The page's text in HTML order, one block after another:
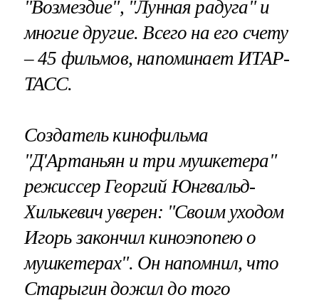
"Возмездие", "Лунная радуга" и
многие другие. Всего на его счету
– 45 фильмов, напоминает ИТАР-
ТАСС.
Создатель кинофильма
"Д'Артаньян и три мушкетера"
режиссер Георгий Юнгвальд-
Хилькевич уверен: "Своим уходом
Игорь закончил киноэпопею о
мушкетерах". Он напомнил, что
Старыгин дожил до того